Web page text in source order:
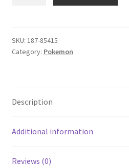
Violet
Paradox
Box
SKU: 187-85415
Category: Pokemon
Description
Additional information
Reviews (0)